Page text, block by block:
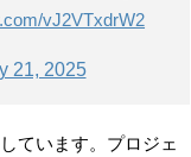
vJ2VTxdrW2
21, 2025
ています。プロジェ